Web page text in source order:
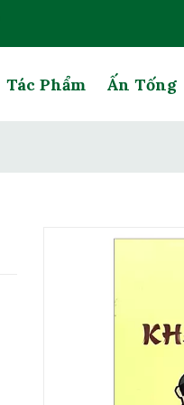
Tác Phẩm Ấn Tống